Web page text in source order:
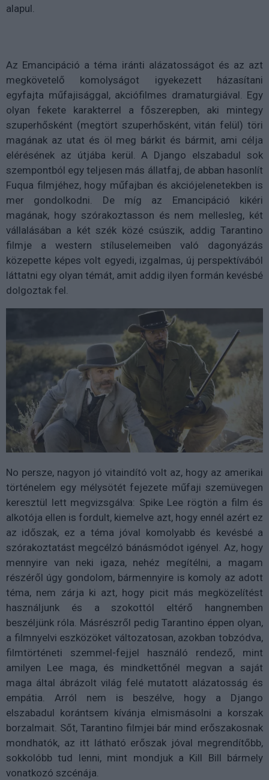
alapul.
Az Emancipáció a téma iránti alázatosságot és az azt
megkövetelő komolyságot igyekezett házasítani
egyfajta műfajisággal, akciófilmes dramaturgiával. Egy
olyan fekete karakterrel a főszerepben, aki mintegy
szuperhősként (megtört szuperhősként, vitán felül) töri
magának az utat és öl meg bárkit és bármit, ami célja
elérésének az útjába kerül. A Django elszabadul sok
szempontból egy teljesen más állatfaj, de abban hasonlít
Fuqua filmjéhez, hogy műfajban és akciójelenetekben is
mer gondolkodni. De míg az Emancipáció kikéri
magának, hogy szórakoztasson és nem mellesleg, két
vállalásában a két szék közé csúszik, addig Tarantino
filmje a western stíluselemeiben való dagonyázás
közepette képes volt egyedi, izgalmas, új perspektívából
láttatni egy olyan témát, amit addig ilyen formán kevésbé
dolgoztak fel.
No persze, nagyon jó vitaindító volt az, hogy az amerikai
történelem egy mélysötét fejezete műfaji szemüvegen
keresztül lett megvizsgálva: Spike Lee rögtön a film és
alkotója ellen is fordult, kiemelve azt, hogy ennél azért ez
az időszak, ez a téma jóval komolyabb és kevésbé a
szórakoztatást megcélzó bánásmódot igényel. Az, hogy
mennyire van neki igaza, nehéz megítélni, a magam
részéről úgy gondolom, bármennyire is komoly az adott
téma, nem zárja ki azt, hogy picit más megközelítést
használjunk és a szokottól eltérő hangnemben
beszéljünk róla. Másrészről pedig Tarantino éppen olyan,
a filmnyelvi eszközöket változatosan, azokban tobzódva,
filmtörténeti szemmel-fejjel használó rendező, mint
amilyen Lee maga, és mindkettőnél megvan a saját
maga által ábrázolt világ felé mutatott alázatosság és
empátia. Arról nem is beszélve, hogy a Django
elszabadul korántsem kívánja elmismásolni a korszak
borzalmait. Sőt, Tarantino filmjei bár mind erőszakosnak
mondhatók, az itt látható erőszak jóval megrendítőbb,
sokkolóbb tud lenni, mint mondjuk a Kill Bill bármely
vonatkozó szcénája.